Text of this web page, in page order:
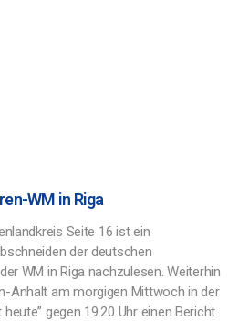
WM in Riga
Seite 16 ist ein
der deutschen
WM in Riga nachzulesen. Weiterhin
Anhalt am morgigen Mittwoch in der
gegen 19.20 Uhr einen Bericht